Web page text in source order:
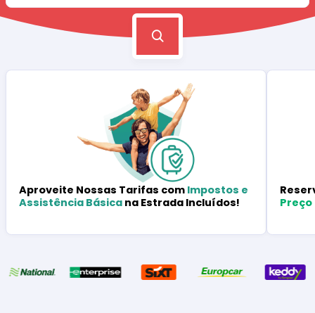
Aproveite Nossas Tarifas com Impostos e
Assistência Básica na Estrada Incluídos!
Preço